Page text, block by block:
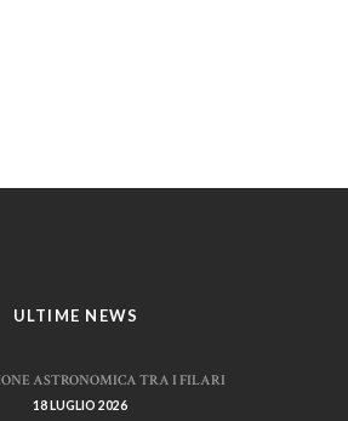
ULTIME NEWS
ASTRONOMICA TRA I FILARI
18 LUGLIO 2026